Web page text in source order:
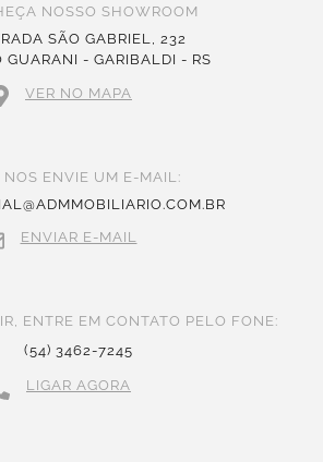
NOSSO SHOWROOM
SÃO GABRIEL, 232
GUARANI - GARIBALDI - RS
VER NO MAPA
NOS ENVIE UM E-MAIL:
ENVIAR E-MAIL
ENTRE EM CONTATO PELO FONE:
(54) 3462-7245
LIGAR AGORA